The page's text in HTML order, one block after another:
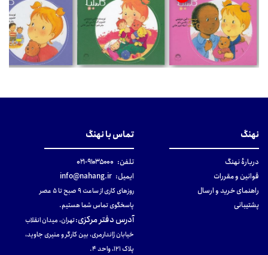
نهنگ
دربارهٔ نهنگ
قوانین و مقررات
راهنمای خرید و ارسال
پشتیبانی
تماس با نهنگ
تلفن: ۹۱۰۳۵۰۰۰-۰۲۱
ایمیل: info@nahang.ir
روزهای کاری از ساعت ۹ صبح تا ۵ عصر
پاسخگوی تماس شما هستیم.
آدرس دفتر مرکزی:تهران، میدان انقلاب
خیابان ژاندارمری، بین کارگر و منیری جاوید،
پلاک 121، واحد ۴.